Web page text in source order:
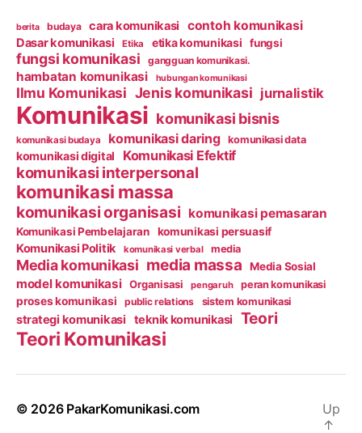
berita budaya cara komunikasi contoh komunikasi
Dasar komunikasi Etika etika komunikasi fungsi
fungsi komunikasi gangguan komunikasi.
hambatan komunikasi hubungan komunikasi
Ilmu Komunikasi Jenis komunikasi jurnalistik
Komunikasi komunikasi bisnis
komunikasi budaya komunikasi daring komunikasi data
komunikasi digital Komunikasi Efektif
komunikasi interpersonal
komunikasi massa
komunikasi organisasi komunikasi pemasaran
Komunikasi Pembelajaran komunikasi persuasif
Komunikasi Politik komunikasi verbal media
Media komunikasi media massa Media Sosial
model komunikasi Organisasi pengaruh peran komunikasi
proses komunikasi public relations sistem komunikasi
strategi komunikasi teknik komunikasi Teori
Teori Komunikasi
© 2026 PakarKomunikasi.com
Up
↑